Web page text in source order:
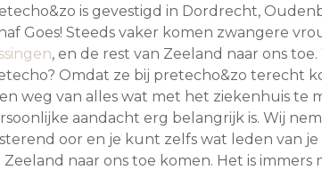
is gevestigd in Dordrecht,
Goes! Steeds vaker komen zwangere
, en de rest van Zeeland naar ons
Omdat ze bij pretecho&zo terecht
weg van alles wat met het ziekenhuis te
aandacht erg belangrijk is. Wij
oor en je kunt zelfs wat leden van
Zeeland naar ons toe komen. Het is